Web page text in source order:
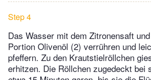
Step 4
Das Wasser mit dem Zitronensaft
Portion Olivenöl (2) verrühren und
pfeffern. Zu den Krautstielröllchen
erhitzen. Die Röllchen zugedeckt bei